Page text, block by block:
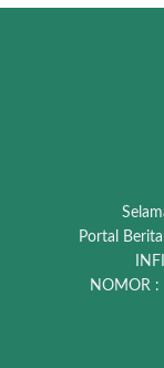
Portal
NOMOR :